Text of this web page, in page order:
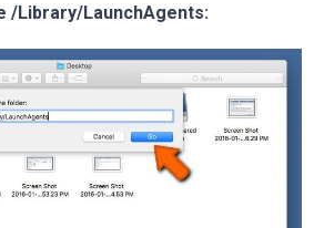
/Library/LaunchAgents: